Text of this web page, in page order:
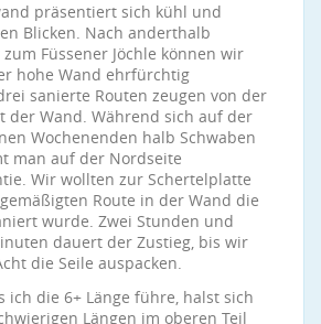
präsentiert sich kühl und
Blicken. Nach anderthalb
Füssener Jöchle können wir
hohe Wand ehrfürchtig
sanierte Routen zeugen von der
der Wand. Während sich auf der
Wochenenden halb Schwaben
man auf der Nordseite
Wir wollten zur Schertelplatte
Route in der Wand die
wurde. Zwei Stunden und
dauert der Zustieg, bis wir
die Seile auspacken.
ich die 6+ Länge führe, halst sich
Längen im oberen Teil